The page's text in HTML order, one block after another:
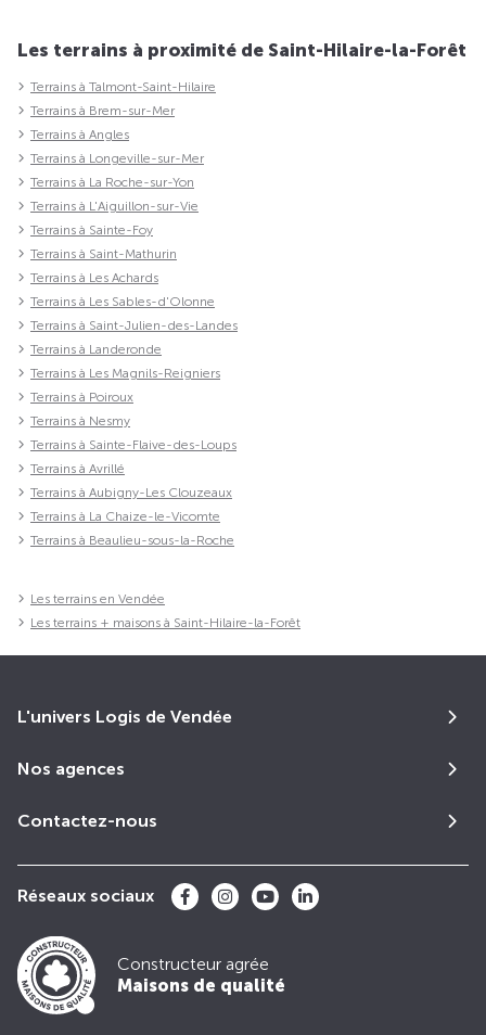
Les terrains à proximité de Saint-Hilaire-la-Forêt
Terrains à Talmont-Saint-Hilaire
Terrains à Brem-sur-Mer
Terrains à Angles
Terrains à Longeville-sur-Mer
Terrains à La Roche-sur-Yon
Terrains à L'Aiguillon-sur-Vie
Terrains à Sainte-Foy
Terrains à Saint-Mathurin
Terrains à Les Achards
Terrains à Les Sables-d'Olonne
Terrains à Saint-Julien-des-Landes
Terrains à Landeronde
Terrains à Les Magnils-Reigniers
Terrains à Poiroux
Terrains à Nesmy
Terrains à Sainte-Flaive-des-Loups
Terrains à Avrillé
Terrains à Aubigny-Les Clouzeaux
Terrains à La Chaize-le-Vicomte
Terrains à Beaulieu-sous-la-Roche
Les terrains en Vendée
Les terrains + maisons à Saint-Hilaire-la-Forêt
L'univers Logis de Vendée
Nos agences
Contactez-nous
Réseaux sociaux
Constructeur agrée
Maisons de qualité